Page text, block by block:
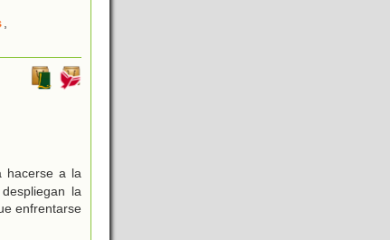
,
hacerse a la
la
enfrentarse